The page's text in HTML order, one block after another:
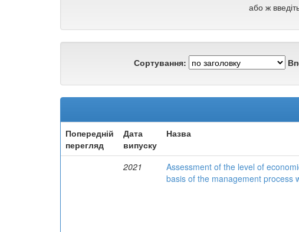
або ж
Сортування:
Попередній
перегляд
Дата
випуску
Назва
2021
Assessment of the level of
basis of the management process